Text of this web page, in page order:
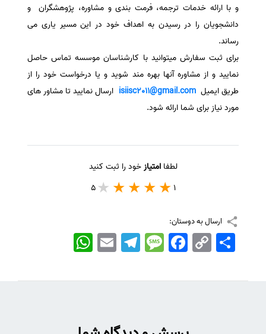
و با ارائه خدمات ترجمه، فرمت بندی و مشاوره، پژوهشگران و
دانشجویان را در رسیدن به اهداف خود در این مسیر یاری می
رساند.
برای ثبت سفارش میتوانید با کارشناسان موسسه تماس حاصل
نمایید و از مشاوره آنها بهره مند شوید و یا درخواست خود را از
طریق ایمیلisiisc2011@gmail.com ارسال نمایید تا مشاور های
مورد نیاز برای شما ارائه شود.
لطفاامتیازخود را ثبت کنید
1
5
ارسال به دوستان:
WhatsApp EmailTelegramMessageFacebook Copy
Link
اشتراک